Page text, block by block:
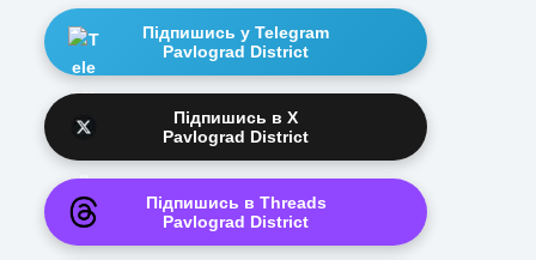
Підпишись у Telegram
Pavlograd District
Підпишись в X
Pavlograd District
Підпишись в Threads
Pavlograd District